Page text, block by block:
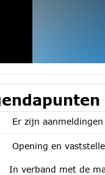
Er zijn
Opening en
In verband met de